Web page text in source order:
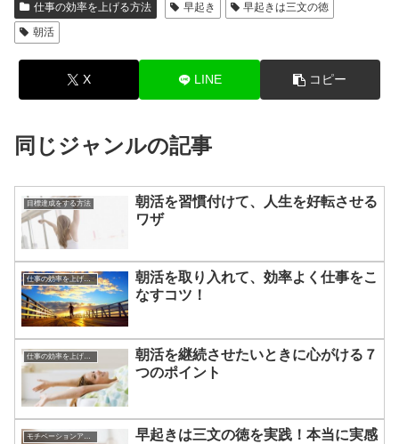
仕事の効率を上げる方法
早起き
早起きは三文の徳
朝活
X LINE コピー
同じジャンルの記事
目標達成をする方法
朝活を習慣付けて、人生を好転させる
ワザ
仕事の効率を上げる方法
朝活を取り入れて、効率よく仕事をこ
なすコツ！
仕事の効率を上げる方法
朝活を継続させたいときに心がける７
つのポイント
モチベーションアップの方法
早起きは三文の徳を実践！本当に実感